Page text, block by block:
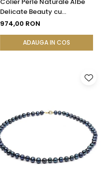
Delicate Beauty cu
Închizătoare Argint |
974,00 RON
ADAUGA IN COS